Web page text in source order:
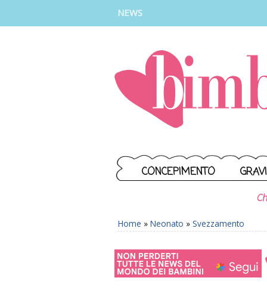
NEWS
CONCEPIMENTO
Home » Neonato » Svezzamento